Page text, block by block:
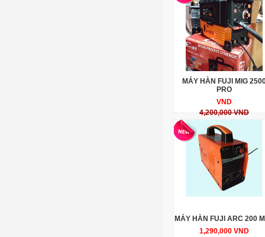
MÁY HÀN FUJI MIG
PRO
VND
4,200,000 VND
MÁY HÀN FUJI ARC 200
1,290,000 VND